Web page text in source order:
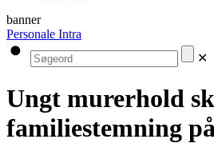
banner
Personale Intra
✕
Ungt murerhold
familiestemning